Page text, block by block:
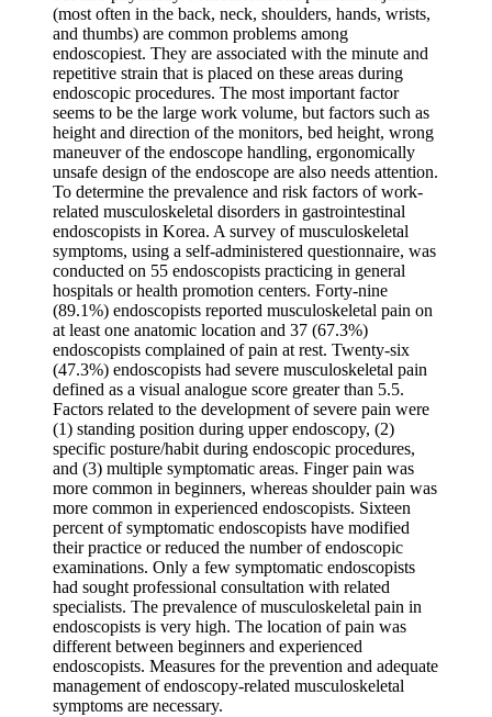
(most often in the back, neck, shoulders, hands, wrists,
and thumbs) are common problems among
endoscopiest. They are associated with the minute and
repetitive strain that is placed on these areas during
endoscopic procedures. The most important factor
seems to be the large work volume, but factors such as
height and direction of the monitors, bed height, wrong
maneuver of the endoscope handling, ergonomically
unsafe design of the endoscope are also needs attention.
To determine the prevalence and risk factors of work-
related musculoskeletal disorders in gastrointestinal
endoscopists in Korea. A survey of musculoskeletal
symptoms, using a self-administered questionnaire, was
conducted on 55 endoscopists practicing in general
hospitals or health promotion centers. Forty-nine
(89.1%) endoscopists reported musculoskeletal pain on
at least one anatomic location and 37 (67.3%)
endoscopists complained of pain at rest. Twenty-six
(47.3%) endoscopists had severe musculoskeletal pain
defined as a visual analogue score greater than 5.5.
Factors related to the development of severe pain were
(1) standing position during upper endoscopy, (2)
specific posture/habit during endoscopic procedures,
and (3) multiple symptomatic areas. Finger pain was
more common in beginners, whereas shoulder pain was
more common in experienced endoscopists. Sixteen
percent of symptomatic endoscopists have modified
their practice or reduced the number of endoscopic
examinations. Only a few symptomatic endoscopists
had sought professional consultation with related
specialists. The prevalence of musculoskeletal pain in
endoscopists is very high. The location of pain was
different between beginners and experienced
endoscopists. Measures for the prevention and adequate
management of endoscopy-related musculoskeletal
symptoms are necessary.